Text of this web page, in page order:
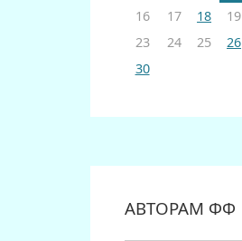
16
17 18 19
23
24 25 26
30
АВТОРАМ ФФ